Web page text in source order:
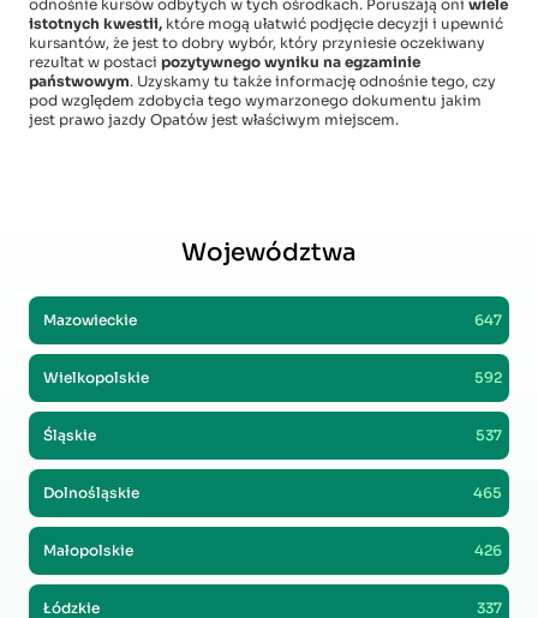
odnośnie kursów odbytych w tych ośrodkach. Poruszają oni wiele
istotnych kwestii, które mogą ułatwić podjęcie decyzji i upewnić
kursantów, że jest to dobry wybór, który przyniesie oczekiwany
rezultat w postaci pozytywnego wyniku na egzaminie
państwowym. Uzyskamy tu także informację odnośnie tego, czy
pod względem zdobycia tego wymarzonego dokumentu jakim
jest prawo jazdy Opatów jest właściwym miejscem.
Województwa
Mazowieckie 647
Wielkopolskie 592
Śląskie 537
Dolnośląskie 465
Małopolskie 426
Łódzkie 337